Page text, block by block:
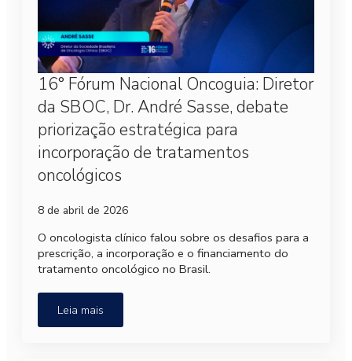
16° Fórum Nacional Oncoguia: Diretor
da SBOC, Dr. André Sasse, debate
priorização estratégica para
incorporação de tratamentos
oncológicos
8 de abril de 2026
O oncologista clínico falou sobre os desafios para a
prescrição, a incorporação e o financiamento do
tratamento oncológico no Brasil.
Leia mais